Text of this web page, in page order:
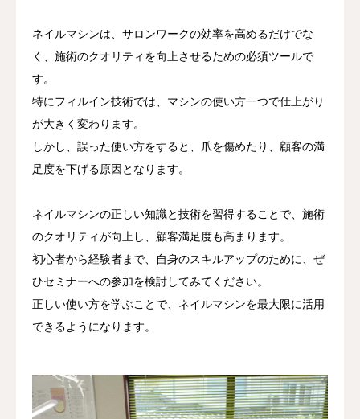
ネイルマシンは、サロンワークの効率を高めるだけでな
く、施術のクオリティを向上させるための必須ツールで
す。
特にフィルイン技術では、マシンの使い方一つで仕上がり
が大きく変わります。
しかし、誤った使い方をすると、爪を傷めたり、顧客の満
足度を下げる原因となります。
ネイルマシンの正しい知識と技術を習得することで、施術
のクオリティが向上し、顧客満足度も高まります。
初心者から経験者まで、自身のスキルアップのために、ぜ
ひセミナーへの参加を検討してみてください。
正しい使い方を学ぶことで、ネイルマシンを最大限に活用
できるようになります。